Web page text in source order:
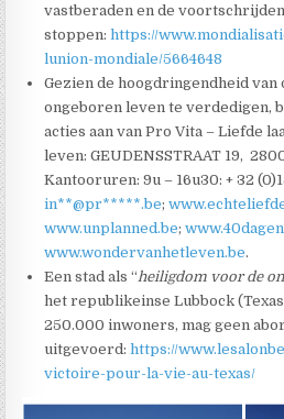
vastberaden en de
stoppen:https://
lunion-mondiale/5664648
Gezien de hoogdringendheid van
ongeboren leven te verdedigen,
acties aan van Pro Vita – Liefde
leven: GEUDENSSTRAAT 19,
Kantooruren: 9u – 16u30: + 32
in**@pr*****.be;
www.unplanned.be;
www.wondervanhetleven.be.
Een stad als “heiligdom voor de
het republikeinse Lubbock
250.000 inwoners, mag geen
uitgevoerd:https://
victoire-pour-la-vie-au-texas/